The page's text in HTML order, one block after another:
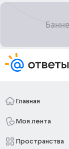
Главная
Моя лента
Пространства